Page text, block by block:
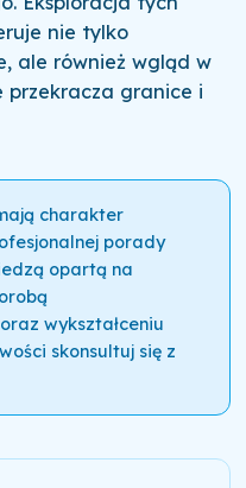
nie tylko
ale również wgląd w
granice i
charakter
porady
opartą na
wykształceniu
skonsultuj się z